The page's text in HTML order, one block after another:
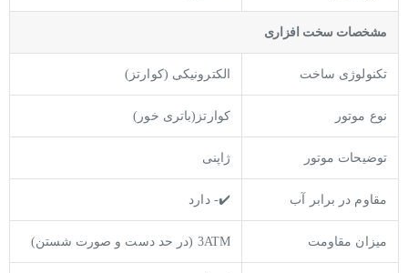
مشخصات سخت افزاری
تکنولوژی ساخت الکترونیکی (کوارتز)
نوع موتور کوارتز(باتری خور)
توضیحات موتور ژاپنی
مقاوم در برابر آب ✔️- دارد
میزان مقاومت 3ATM (در حد دست و صورت شستن)